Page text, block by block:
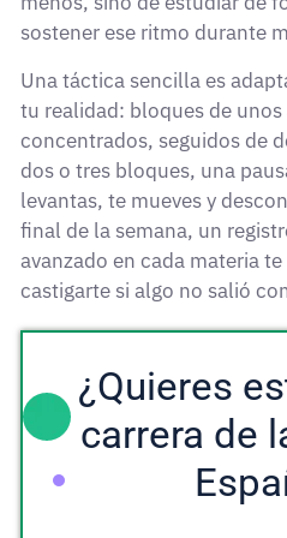
sostener ese ritmo durante
Una táctica sencilla es
tu realidad: bloques de
concentrados, seguidos de
dos o tres bloques, una
levantas, te mueves y
final de la semana, un
avanzado en cada materia
castigarte si algo no salió
¿Quieres
carrera de